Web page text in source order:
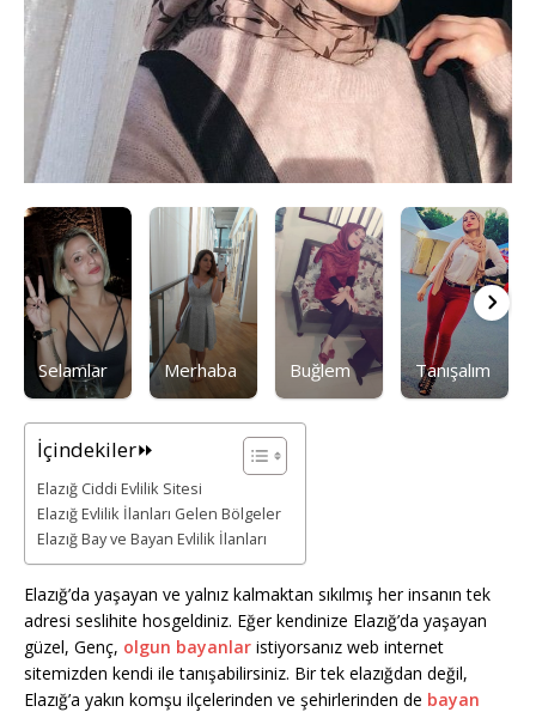
Selamlar Merhaba Buğlem Tanışalım
İçindekiler⏩
Elazığ Ciddi Evlilik Sitesi
Elazığ Evlilik İlanları Gelen Bölgeler
Elazığ Bay ve Bayan Evlilik İlanları
Elazığ’da yaşayan ve yalnız kalmaktan sıkılmış her insanın tek
adresi seslihite hosgeldiniz. Eğer kendinize Elazığ’da yaşayan
güzel, Genç, olgun bayanlar istiyorsanız web internet
sitemizden kendi ile tanışabilirsiniz. Bir tek elazığdan değil,
Elazığ’a yakın komşu ilçelerinden ve şehirlerinden de bayan